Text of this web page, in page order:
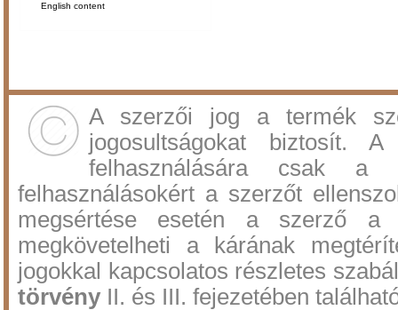
English content
A szerzői jog a termék
jogosultságokat biztosít.
felhasználására csak a
felhasználásokért a szerzőt
megsértése esetén a szerző a
megkövetelheti a kárának
jogokkal kapcsolatos részletes
törvény II. és III. fejezetében